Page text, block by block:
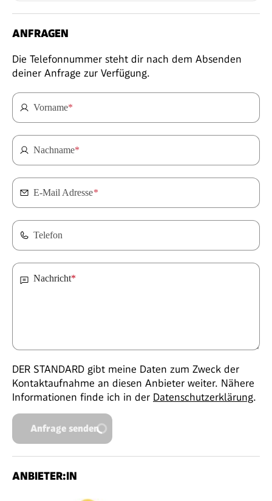
ANFRAGEN
Die Telefonnummer steht dir nach dem Absenden
deiner Anfrage zur Verfügung.
Vorname*
Nachname*
E-Mail Adresse*
Telefon
Nachricht*
DER STANDARD gibt meine Daten zum Zweck der
Kontaktaufnahme an diesen Anbieter weiter. Nähere
Informationen finde ich in der Datenschutzerklärung.
Anfrage senden
ANBIETER:IN